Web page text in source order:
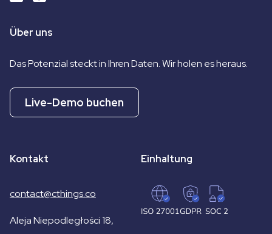
Über uns
Das Potenzial steckt in Ihren Daten. Wir holen es heraus.
Live-Demo buchen
Kontakt
contact@cthings.co
Aleja Niepodległości 18,
Einhaltung